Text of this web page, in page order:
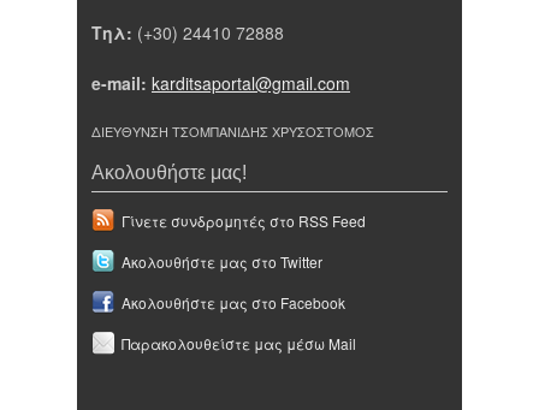
Τηλ: (+30) 24410 72888
e-mail: karditsaportal@gmail.com
ΔΙΕΥΘΥΝΣΗ ΤΣΟΜΠΑΝΙΔΗΣ ΧΡΥΣΟΣΤΟΜΟΣ
Ακολουθήστε μας!
Γίνετε συνδρομητές στο RSS Feed
Ακολουθήστε μας στο Twitter
Ακολουθήστε μας στο Facebook
Παρακολουθείστε μας μέσω Mail